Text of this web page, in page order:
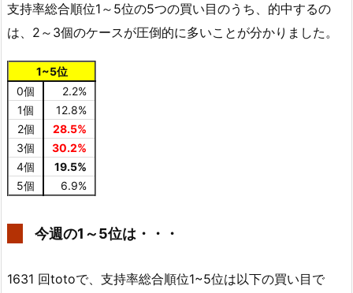
支持率総合順位1～5位の5つの買い目のうち、的中するの
は、2～3個のケースが圧倒的に多いことが分かりました。
1~5位
0個
2.2%
1個
12.8%
2個
28.5%
3個
30.2%
4個
19.5%
5個
6.9%
今週の1～5位は・・・
1631 回totoで、支持率総合順位1~5位は以下の買い目で